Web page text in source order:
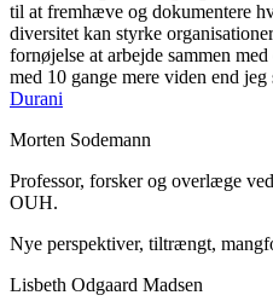
til at fremhæve og dokumentere
diversitet kan styrke
fornøjelse at arbejde sammen
med 10 gange mere viden end
Durani
Morten Sodemann
Professor, forsker og overlæge
OUH.
Nye perspektiver, tiltrængt,
Lisbeth Odgaard Madsen